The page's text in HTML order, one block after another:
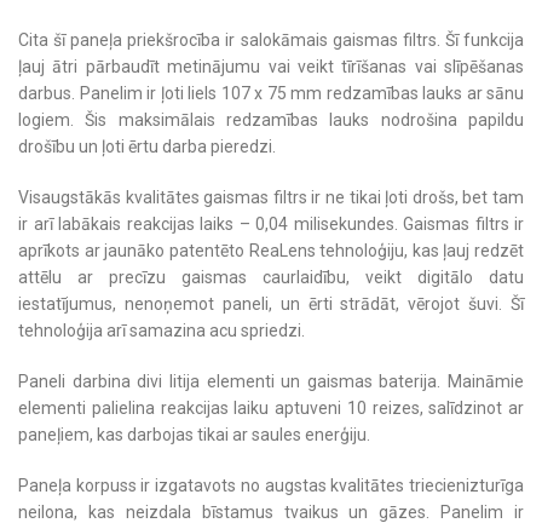
Cita šī paneļa priekšrocība ir salokāmais gaismas filtrs. Šī funkcija
ļauj ātri pārbaudīt metinājumu vai veikt tīrīšanas vai slīpēšanas
darbus. Panelim ir ļoti liels 107 x 75 mm redzamības lauks ar sānu
logiem. Šis maksimālais redzamības lauks nodrošina papildu
drošību un ļoti ērtu darba pieredzi.
Visaugstākās kvalitātes gaismas filtrs ir ne tikai ļoti drošs, bet tam
ir arī labākais reakcijas laiks – 0,04 milisekundes. Gaismas filtrs ir
aprīkots ar jaunāko patentēto ReaLens tehnoloģiju, kas ļauj redzēt
attēlu ar precīzu gaismas caurlaidību, veikt digitālo datu
iestatījumus, nenoņemot paneli, un ērti strādāt, vērojot šuvi. Šī
tehnoloģija arī samazina acu spriedzi.
Paneli darbina divi litija elementi un gaismas baterija. Maināmie
elementi palielina reakcijas laiku aptuveni 10 reizes, salīdzinot ar
paneļiem, kas darbojas tikai ar saules enerģiju.
Paneļa korpuss ir izgatavots no augstas kvalitātes triecienizturīga
neilona, kas neizdala bīstamus tvaikus un gāzes. Panelim ir